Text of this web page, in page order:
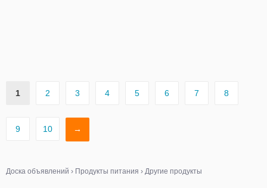
1 2 3 4 5 6 7 8
9 10 →
Доска объявлений › Продукты питания › Другие продукты